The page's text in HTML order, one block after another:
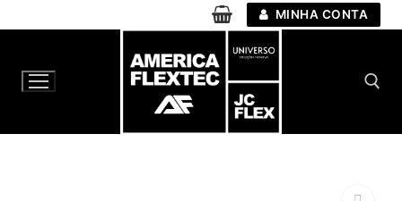
para
conteúdo
MINHA CONTA